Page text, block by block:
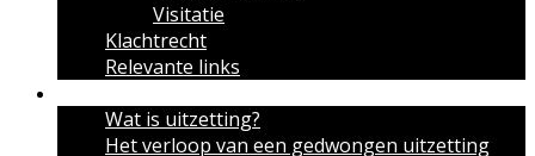
Visitatie
Klachtrecht
Relevante links
Wat is uitzetting?
Het verloop van een gedwongen uitzetting